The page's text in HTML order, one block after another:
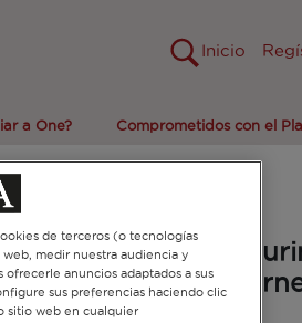
Inicio
a One? Comprometidos con el
Super nutrientes
esterilizados de
de terceros (o tecnologías
medir nuestra audiencia y
anuncios adaptados a sus
sus preferencias haciendo clic
sitio web en cualquier